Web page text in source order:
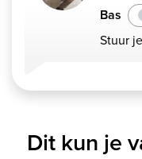
Bas
Stuur
Dit kun je